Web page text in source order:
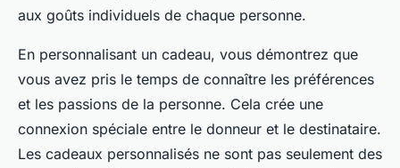
aux goûts individuels de chaque personne.
En personnalisant un cadeau, vous démontrez que
vous avez pris le temps de connaître les préférences
et les passions de la personne. Cela crée une
connexion spéciale entre le donneur et le destinataire.
Les cadeaux personnalisés ne sont pas seulement des